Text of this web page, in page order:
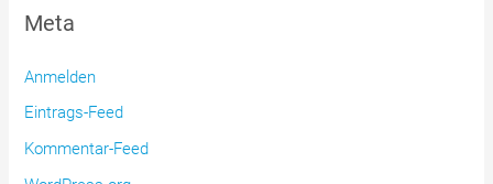
Meta
Anmelden
Eintrags-Feed
Kommentar-Feed